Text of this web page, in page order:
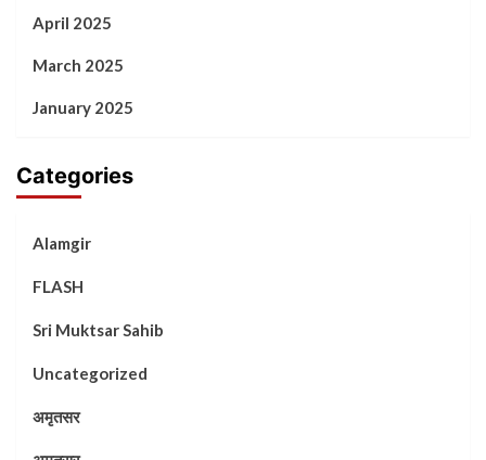
April 2025
March 2025
January 2025
Categories
Alamgir
FLASH
Sri Muktsar Sahib
Uncategorized
अमृतसर